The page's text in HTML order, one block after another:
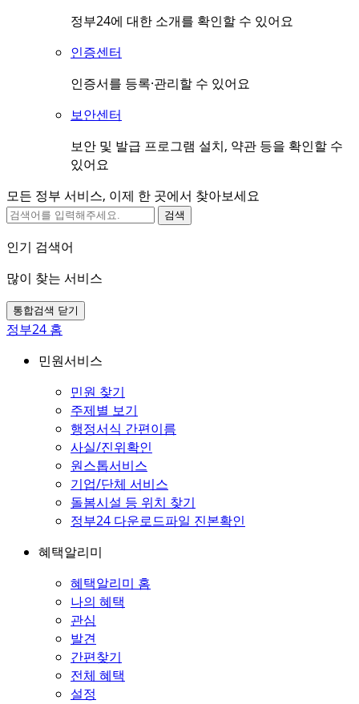
정부24에 대한 소개를 확인할 수 있어요
인증센터
인증서를 등록·관리할 수 있어요
보안센터
보안 및 발급 프로그램 설치, 약관 등을 확인할 수
있어요
모든 정부 서비스, 이제 한 곳에서 찾아보세요
검색
인기 검색어
많이 찾는 서비스
통합검색 닫기
정부24 홈
민원서비스
민원 찾기
주제별 보기
행정서식 간편이름
사실/진위확인
원스톱서비스
기업/단체 서비스
돌봄시설 등 위치 찾기
정부24 다운로드파일 진본확인
혜택알리미
혜택알리미 홈
나의 혜택
관심
발견
간편찾기
전체 혜택
설정